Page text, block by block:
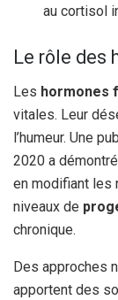
au cortisol
Le rôle des
Les hormones
vitales. Leur
l’humeur. Une
2020 a
en modifiant les
niveaux de
chronique.
Des approches
apportent des